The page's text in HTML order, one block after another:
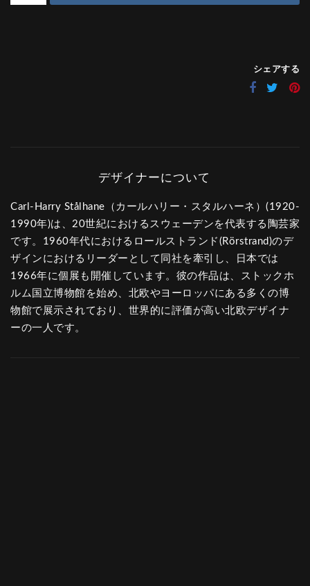
シェアする
Carl-Harry Stålhane（カールハリー・スタルハーネ）(1920-
1990年)は、20世紀におけるスウェーデンを代表する陶芸家
です。1960年代におけるロールストランド(Rörstrand)のデ
ザインにおけるリーダーとして同社を牽引し、日本では
1966年に個展も開催しています。彼の作品は、ストックホ
ルム国立博物館を始め、北欧やヨーロッパにある多くの博
物館で展示されており、世界的に評価が高い北欧デザイナ
ーの一人です。